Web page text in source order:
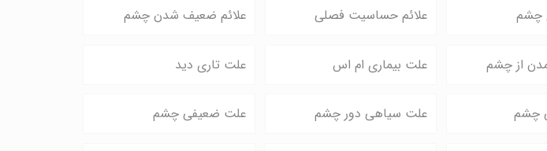
چشم علائم حساسیت فصلی علائم ضعیف شدن چشم
از چشم علت بیماری ام اس علت تاری دید
چشم علت سیاهی دور چشم علت ضعیفی چشم